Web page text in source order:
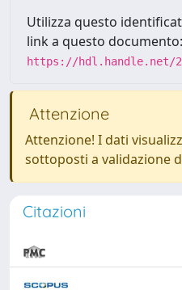
Utilizza questo
link a questo documento:
https://hdl.handle.net/
Attenzione
Attenzione! I dati
sottoposti a validazione
Citazioni